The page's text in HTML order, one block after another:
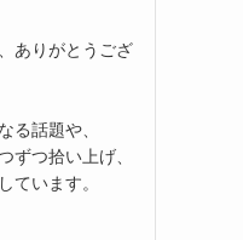
ありがとうござ
る話題や、
ずつ拾い上げ、
ています。